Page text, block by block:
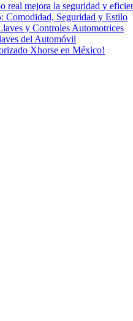
real mejora la seguridad y
Comodidad, Seguridad y Estilo
y Controles Automotrices
del Automóvil
Xhorse en México!